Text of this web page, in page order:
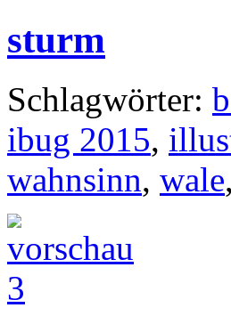
sturm
Schlagwörter:
ibug 2015,
wahnsinn, wale,